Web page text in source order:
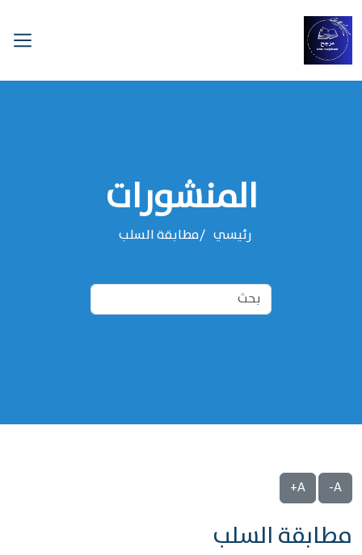
المنشورات
رئيسي مطابقة السلب
A-
A+
مطابقة السلب